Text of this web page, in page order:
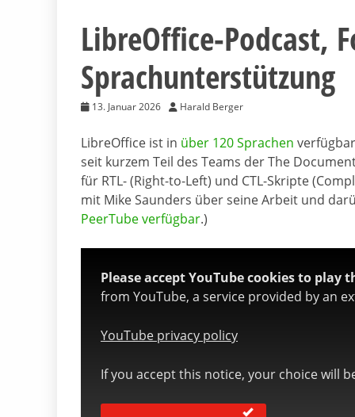
LibreOffice-Podcast,
Sprachunterstützung
13. Januar 2026 Harald Berger
LibreOffice ist in über 120 Sprachen
seit kurzem Teil des Teams der The
für RTL- (Right-to-Left) und CTL-Skripte
mit Mike Saunders über seine Arbeit und
PeerTube verfügbar.)
Please accept YouTube cookies to play
from YouTube, a service provided by an
YouTube privacy policy
If you accept this notice, your choice will